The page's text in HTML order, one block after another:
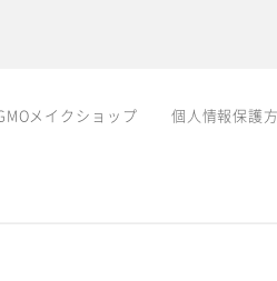
メイクショップ 個人情報保護